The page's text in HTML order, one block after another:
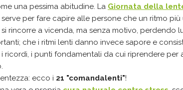
una pessima abitudine. La Giornata della
per fare capire alle persone che un ritmo più
rincorre a vicenda, ma senza motivo, perdendo
che i ritmi lenti danno invece sapore e
ricordi, i punti fondamentali da cui riprendere per
ecco i 21 "comandalenti"!